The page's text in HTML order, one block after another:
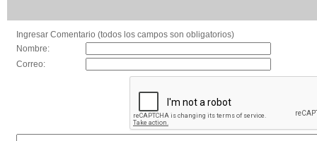
Ingresar Comentario (todos los campos son obligatorios)
Nombre:
Correo: